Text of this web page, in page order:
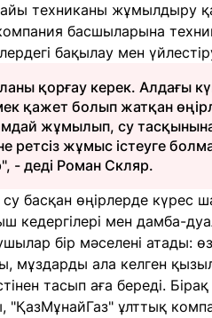
техниканы жұмылдыру
басшыларына
бақылау мен
қорғау керек. Алдағы
қажет болып жатқан
жұмылып, су тасқынына
ретсіз жұмыс істеуге
- деді Роман Скляр.
су басқан өңірлерде күрес
кедергілері мен дамба-
бір мәселені атады:
мұздарды ала келген
тасып аға береді.
"ҚазМұнайГаз" ұлттық